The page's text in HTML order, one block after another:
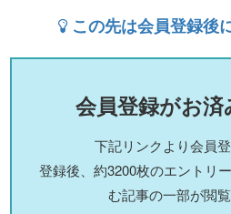
この先は会員登録後
会員登録がお
下記リンクより会員登
登録後、約3200枚のエントリ
む記事の一部が閲覧